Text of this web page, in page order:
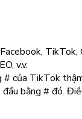
v.v.
của TikTok
bằng # đó.